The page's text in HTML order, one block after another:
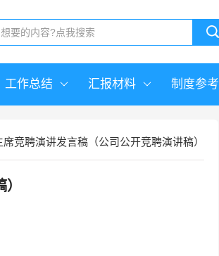
工作总结 汇报材料 制度参考
竞聘演讲发言稿（公司公开竞聘演讲稿）